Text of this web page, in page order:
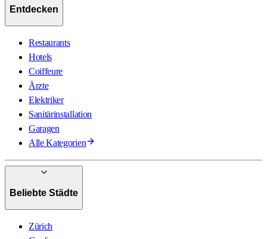
Entdecken
Restaurants
Hotels
Coiffeure
Ärzte
Elektriker
Sanitärinstallation
Garagen
Alle Kategorien
Beliebte Städte
Zürich